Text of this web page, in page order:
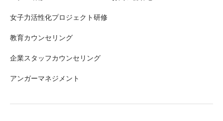
女子力活性化プロジェクト研修
教育カウンセリング
企業スタッフカウンセリング
アンガーマネジメント